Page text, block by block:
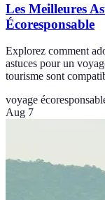
Les Meilleures
Écoresponsable
Explorez comment
astuces pour un
tourisme sont
voyage
Aug 7